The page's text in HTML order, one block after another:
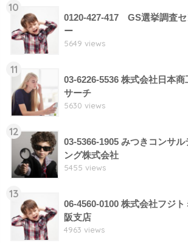
10
0120-427-417 GS選挙調査セ
ー
5649 views
11
03-6226-5536 株式会社日本商
サーチ
5630 views
12
03-5366-1905 みつきコンサル
ング株式会社
5455 views
13
06-4560-0100 株式会社フジト
阪支店
4963 views